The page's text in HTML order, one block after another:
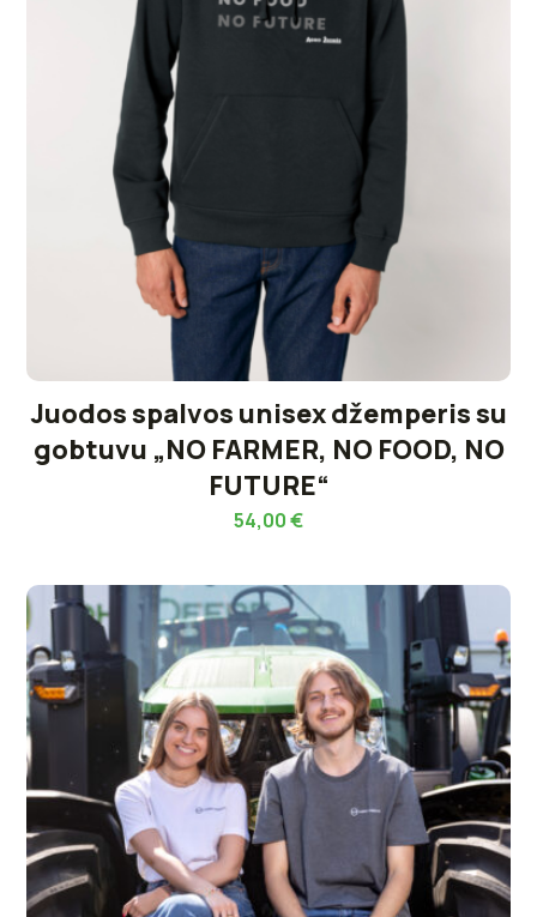
Juodos spalvos unisex džemperis su
gobtuvu „NO FARMER, NO FOOD, NO
FUTURE“
54,00€